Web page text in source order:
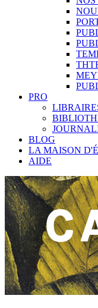
PRO
BLOG
LA MAISON
AIDE